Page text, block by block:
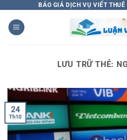
qua
nội
BÁO GIÁ DỊCH VỤ VIẾT THUÊ
LƯU TRỮ THẺ:
24
Th10